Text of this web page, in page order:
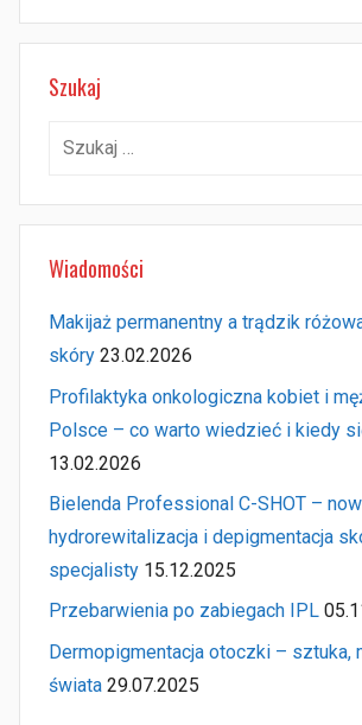
Szukaj
Szukaj:
Wiadomości
Makijaż permanentny a trądzik
skóry 23.02.2026
Profilaktyka onkologiczna kobiet i
Polsce – co warto wiedzieć i kiedy
13.02.2026
Bielenda Professional C-SHOT –
hydrorewitalizacja i depigmentacja
specjalisty 15.12.2025
Przebarwienia po zabiegach IPL
Dermopigmentacja otoczki – sztuka,
świata 29.07.2025